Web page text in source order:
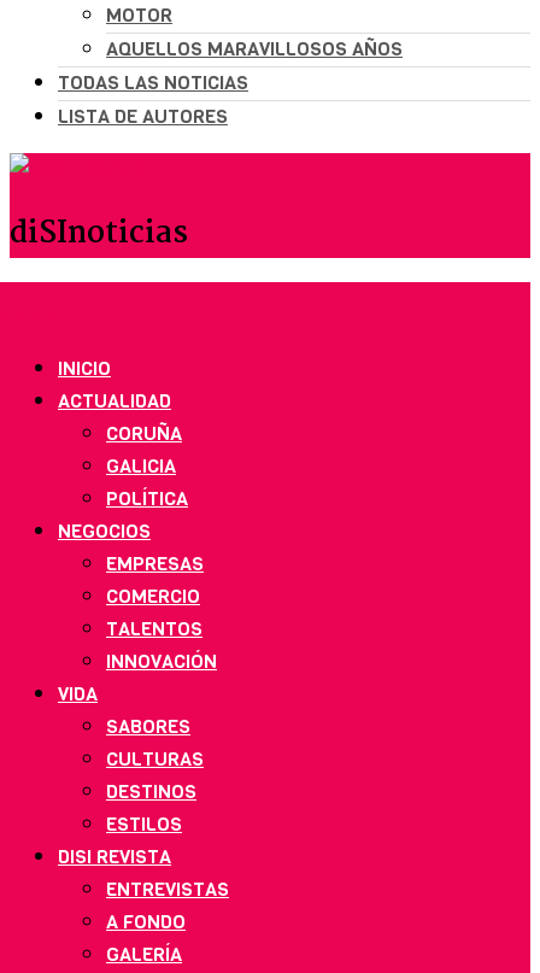
MOTOR
AQUELLOS MARAVILLOSOS AÑOS
TODAS LAS NOTICIAS
LISTA DE AUTORES
diSInoticias
INICIO
ACTUALIDAD
CORUÑA
GALICIA
POLÍTICA
NEGOCIOS
EMPRESAS
COMERCIO
TALENTOS
INNOVACIÓN
VIDA
SABORES
CULTURAS
DESTINOS
ESTILOS
DISI REVISTA
ENTREVISTAS
A FONDO
GALERÍA